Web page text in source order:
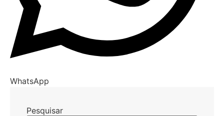
WhatsApp
Pesquisar